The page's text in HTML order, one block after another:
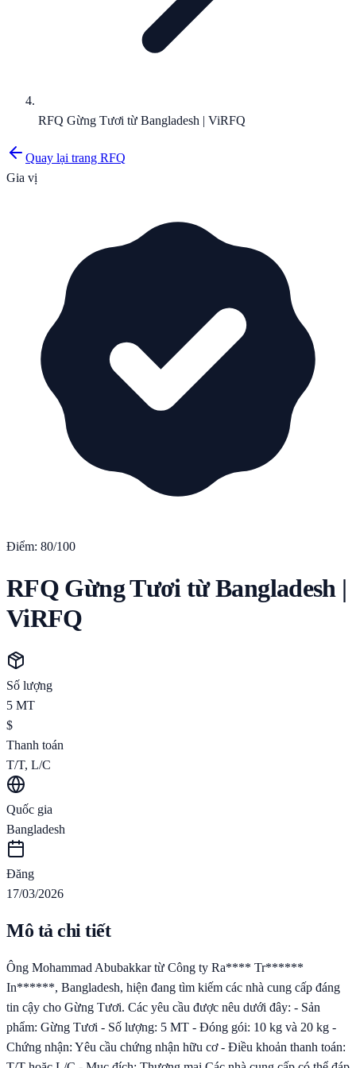
RFQ Gừng Tươi từ Bangladesh | ViRFQ
Quay lại trang RFQ
Gia vị
Điểm: 80/100
RFQ Gừng Tươi từ Bangladesh |
ViRFQ
Số lượng
5 MT
$
Thanh toán
T/T, L/C
Quốc gia
Bangladesh
Đăng
17/03/2026
Mô tả chi tiết
Ông Mohammad Abubakkar từ Công ty Ra**** Tr******
In******, Bangladesh, hiện đang tìm kiếm các nhà cung cấp đáng
tin cậy cho Gừng Tươi. Các yêu cầu được nêu dưới đây: - Sản
phẩm: Gừng Tươi - Số lượng: 5 MT - Đóng gói: 10 kg và 20 kg -
Chứng nhận: Yêu cầu chứng nhận hữu cơ - Điều khoản thanh toán: